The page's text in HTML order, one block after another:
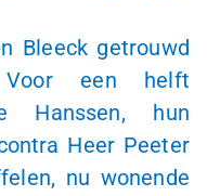
Bleeck getrouwd
een helft
Hanssen, hun
Heer Peeter
nu wonende